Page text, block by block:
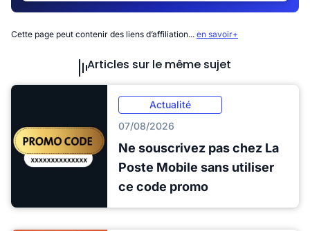
Cette page peut contenir des liens d’affiliation... en savoir+
Articles sur le même sujet
Actualité
07/08/2026
Ne souscrivez pas chez La
Poste Mobile sans utiliser
ce code promo